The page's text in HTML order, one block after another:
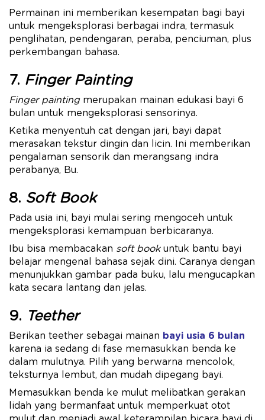
Permainan ini memberikan kesempatan bagi bayi
untuk mengeksplorasi berbagai indra, termasuk
penglihatan, pendengaran, peraba, penciuman, plus
perkembangan bahasa.
7. Finger Painting
Finger paintingmerupakan mainan edukasi bayi 6
bulan untuk mengeksplorasi sensorinya.
Ketika menyentuh cat dengan jari, bayi dapat
merasakan tekstur dingin dan licin. Ini memberikan
pengalaman sensorik dan merangsang indra
perabanya, Bu.
8. Soft Book
Pada usia ini, bayi mulai sering mengoceh untuk
mengeksplorasi kemampuan berbicaranya.
Ibu bisa membacakan soft bookuntuk bantu bayi
belajar mengenal bahasa sejak dini. Caranya dengan
menunjukkan gambar pada buku, lalu mengucapkan
kata secara lantang dan jelas.
9. Teether
Berikan teether sebagai mainan bayi usia 6 bulan
karena ia sedang di fase memasukkan benda ke
dalam mulutnya. Pilih yang berwarna mencolok,
teksturnya lembut, dan mudah dipegang bayi.
Memasukkan benda ke mulut melibatkan gerakan
lidah yang bermanfaat untuk memperkuat otot